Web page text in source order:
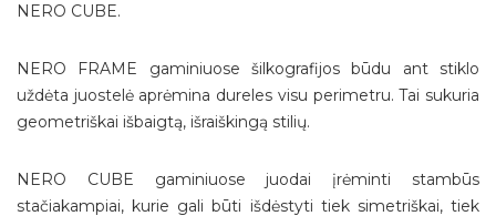
NERO CUBE.
NERO FRAME gaminiuose šilkografijos būdu ant stiklo
uždėta juostelė aprėmina dureles visu perimetru. Tai sukuria
geometriškai išbaigtą, išraiškingą stilių.
NERO CUBE gaminiuose juodai įrėminti stambūs
stačiakampiai, kurie gali būti išdėstyti tiek simetriškai, tiek